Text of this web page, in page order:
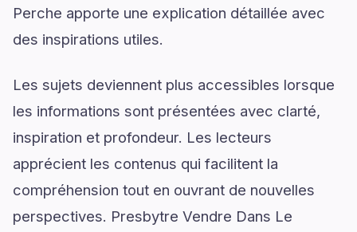
Perche apporte une explication détaillée avec
des inspirations utiles.
Les sujets deviennent plus accessibles lorsque
les informations sont présentées avec clarté,
inspiration et profondeur. Les lecteurs
apprécient les contenus qui facilitent la
compréhension tout en ouvrant de nouvelles
perspectives. Presbytre Vendre Dans Le